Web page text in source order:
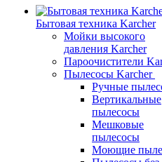
Бытовая техника Karcher
Мойки высокого
давления Karcher
Пароочистители
Пылесосы Karcher
Ручные
Вертикальные
пылесосы
Мешковые
пылесосы
Моющие